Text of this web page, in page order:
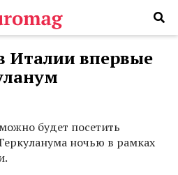
Италии впервые
будет посетить
ночью в рамках